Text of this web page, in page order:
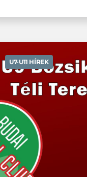
U7-U11 HÍREK